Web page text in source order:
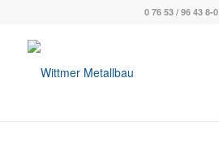
0 76 53 / 96 43 8-0